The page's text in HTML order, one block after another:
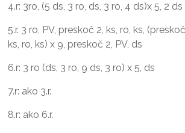
4.r: 3ro, (5 ds, 3 ro, ds, 3 ro, 4 ds)x 5, 2 ds
5.r. 3 ro, PV, preskoč 2, ks, ro, ks,
ks, ro, ks) x 9, preskoč 2, PV, ds
6.r: 3 ro (ds, 3 ro, 9 ds, 3 ro) x 5, ds
7.r: ako 3.r.
8.r: ako 6.r.